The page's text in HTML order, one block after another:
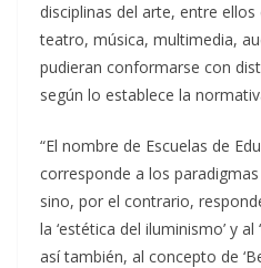
disciplinas del arte, entre
teatro, música, multimedia,
pudieran conformarse con
según lo establece la
“El nombre de Escuelas de
corresponde a los
sino, por el contrario,
la ‘estética del iluminismo’ y
así también, al concepto de